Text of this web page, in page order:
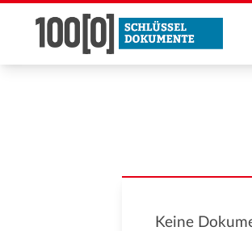
Keine